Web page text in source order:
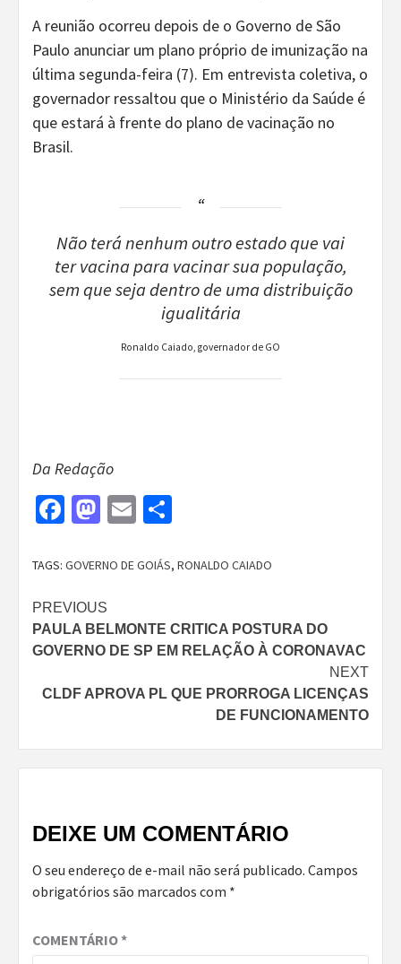
A reunião ocorreu depois de o Governo de São
Paulo anunciar um plano próprio de imunização na
última segunda-feira (7). Em entrevista coletiva, o
governador ressaltou que o Ministério da Saúde é
que estará à frente do plano de vacinação no
Brasil.
Não terá nenhum outro estado que vai
ter vacina para vacinar sua população,
sem que seja dentro de uma distribuição
igualitária
Ronaldo Caiado, governador de GO
Da Redação
Facebook
Mastodon
Email
TAGS: GOVERNO DE GOIÁS, RONALDO CAIADO
Continue
Reading
PREVIOUS
PAULA BELMONTE CRITICA POSTURA DO
GOVERNO DE SP EM RELAÇÃO À CORONAVAC
NEXT
CLDF APROVA PL QUE PRORROGA LICENÇAS
DE FUNCIONAMENTO
DEIXE UM COMENTÁRIO
O seu endereço de e-mail não será publicado. Campos
obrigatórios são marcados com *
COMENTÁRIO*